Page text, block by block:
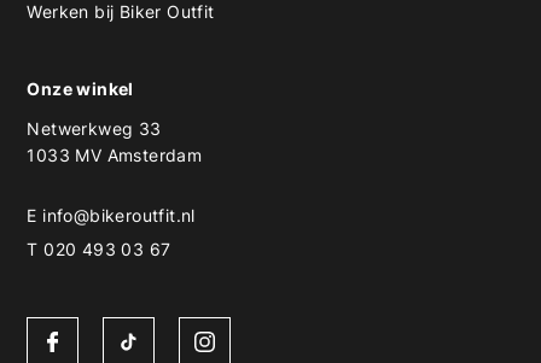
Werken bij Biker Outfit
Onze winkel
Netwerkweg 33
1033 MV Amsterdam
E info@bikeroutfit.nl
T 020 493 03 67